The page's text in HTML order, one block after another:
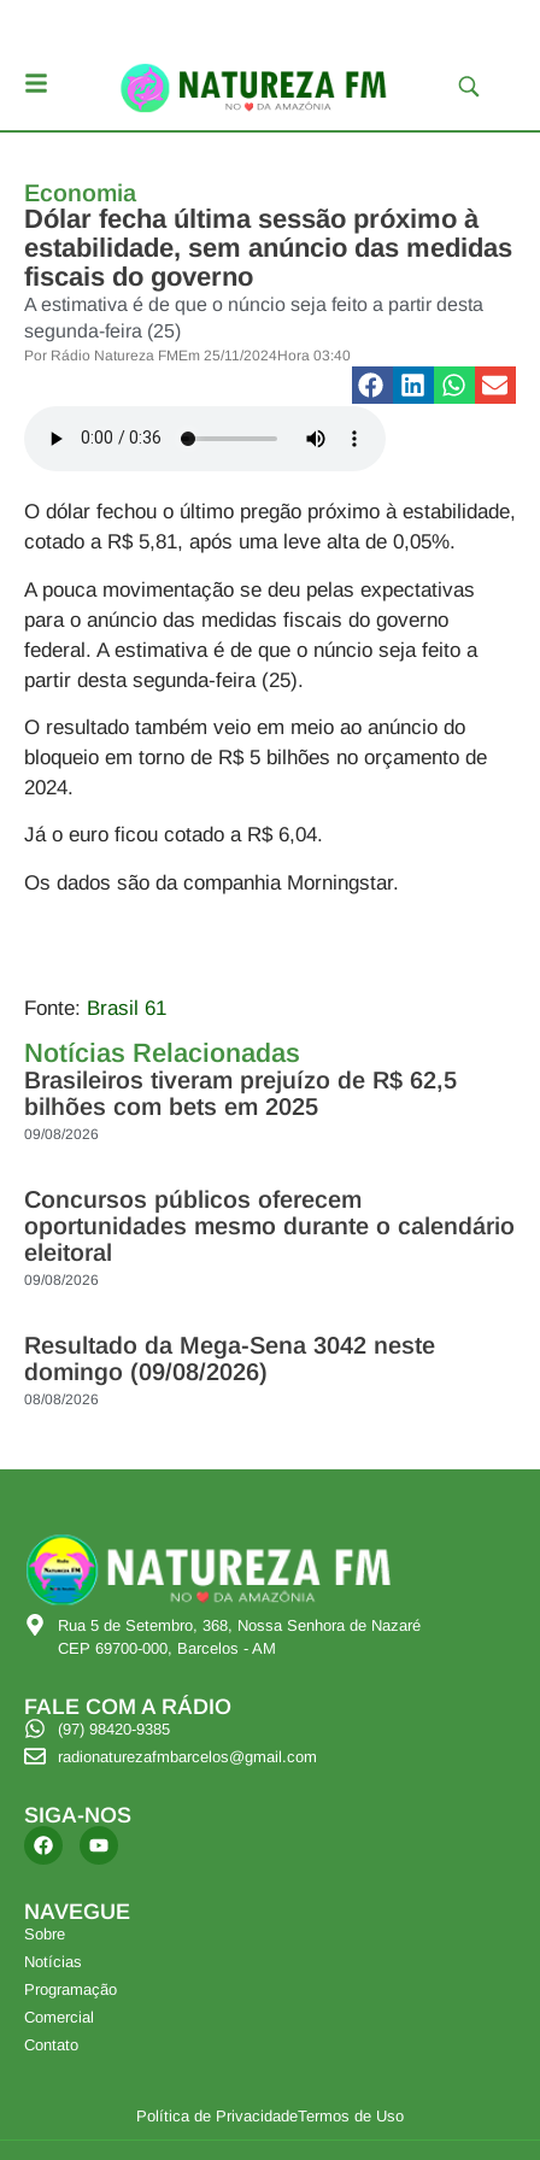
Economia
Dólar fecha última sessão próximo à
estabilidade, sem anúncio das medidas
fiscais do governo
A estimativa é de que o núncio seja feito a partir desta
segunda-feira (25)
Por Rádio Natureza FMEm 25/11/2024Hora 03:40
O dólar fechou o último pregão próximo à estabilidade,
cotado a R$ 5,81, após uma leve alta de 0,05%.
A pouca movimentação se deu pelas expectativas
para o anúncio das medidas fiscais do governo
federal. A estimativa é de que o núncio seja feito a
partir desta segunda-feira (25).
O resultado também veio em meio ao anúncio do
bloqueio em torno de R$ 5 bilhões no orçamento de
2024.
Já o euro ficou cotado a R$ 6,04.
Os dados são da companhia Morningstar.
Fonte: Brasil 61
Notícias Relacionadas
Brasileiros tiveram prejuízo de R$ 62,5
bilhões com bets em 2025
09/08/2026
Concursos públicos oferecem
oportunidades mesmo durante o calendário
eleitoral
09/08/2026
Resultado da Mega-Sena 3042 neste
domingo (09/08/2026)
08/08/2026
Rua 5 de Setembro, 368, Nossa Senhora de Nazaré
CEP 69700-000, Barcelos - AM
FALE COM A RÁDIO
(97) 98420-9385
radionaturezafmbarcelos@gmail.com
SIGA-NOS
NAVEGUE
Sobre
Notícias
Programação
Comercial
Contato
Política de PrivacidadeTermos de Uso